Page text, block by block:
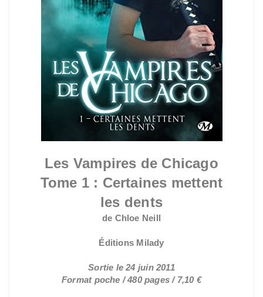
Les Vampires de Chicago
Tome 1 : Certaines mettent
les dents
de Chloe Neill
Éditions Milady
Sortie le 24 juin 2011
Format poche / 480 pages / 7,10 €